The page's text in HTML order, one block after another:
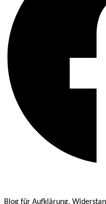
Blog für Aufklärung,